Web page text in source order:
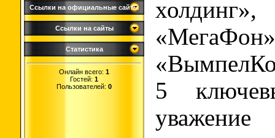
Ссылки на официальные сайты
Ссылки на сайты
Статистика
Онлайн всего: 1
Гостей: 1
Пользователей: 0
5